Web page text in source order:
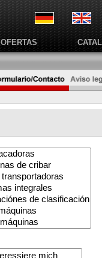
OFERTAS